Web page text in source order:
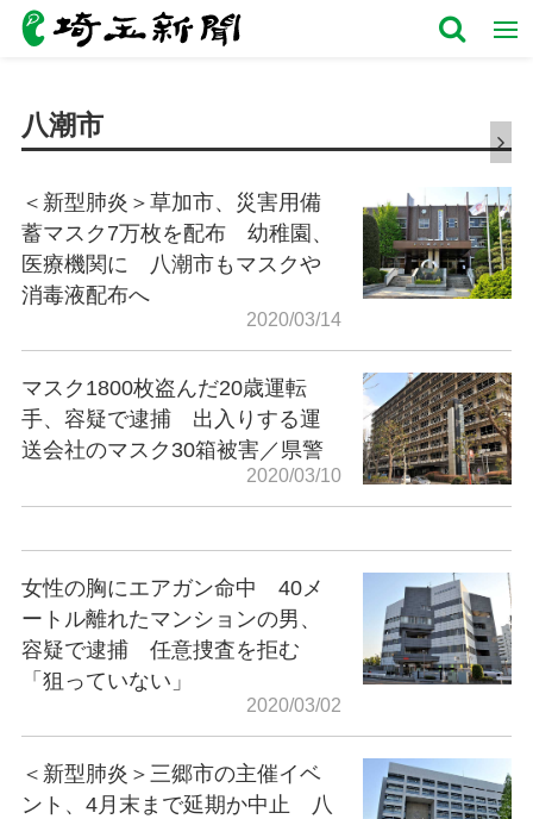
八潮市
＜新型肺炎＞草加市、災害用備
蓄マスク7万枚を配布 幼稚園、
医療機関に 八潮市もマスクや
消毒液配布へ
2020/03/14
マスク1800枚盗んだ20歳運転
手、容疑で逮捕 出入りする運
送会社のマスク30箱被害／県警
2020/03/10
女性の胸にエアガン命中 40メ
ートル離れたマンションの男、
容疑で逮捕 任意捜査を拒む
「狙っていない」
2020/03/02
＜新型肺炎＞三郷市の主催イベ
ント、4月末まで延期か中止 八